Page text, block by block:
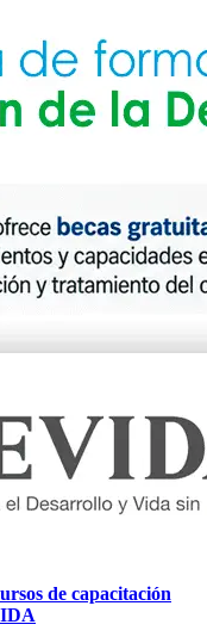
de capacitación